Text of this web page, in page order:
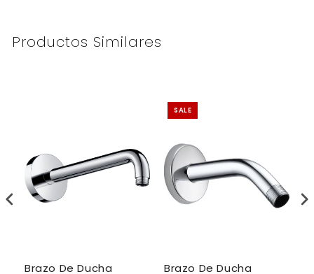
Productos Similares
Brazo De Ducha
SALE
Brazo De Ducha